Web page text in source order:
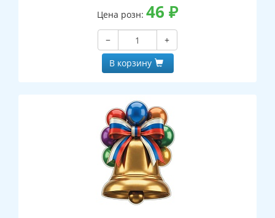
Цена розн: 46 ₽
−
+
В корзину